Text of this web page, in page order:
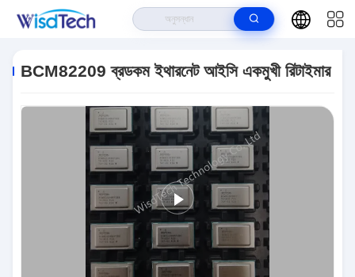
BCM82209 ব্রডকম ইথারনেট আইসি একমুখী রিটাইমার